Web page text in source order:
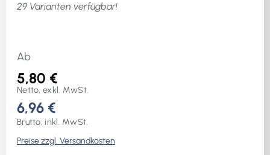
29 Varianten verfügbar!
Ab
5,80 €
Netto, exkl. MwSt.
6,96 €
Brutto, inkl. MwSt.
Preise zzgl. Versandkosten